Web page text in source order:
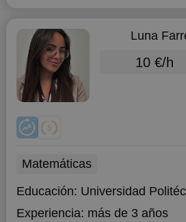
Luna
10 €/h
Matemáticas
Educación: Universidad
Experiencia: más de 3 años